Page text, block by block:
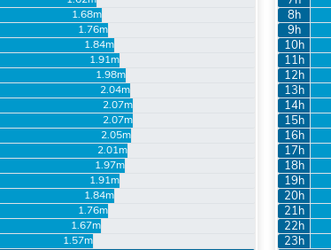
1.68m
1.76m
1.84m
1.91m
1.98m
2.04m
2.07m
2.07m
2.05m
2.01m
1.97m
1.91m
1.84m
1.76m
1.67m
1.57m
8h
9h
10h
11h
12h
13h
14h
15h
16h
17h
18h
19h
20h
21h
22h
23h